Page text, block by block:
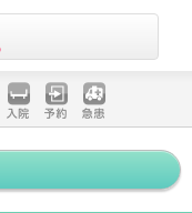
入院 予約 急患